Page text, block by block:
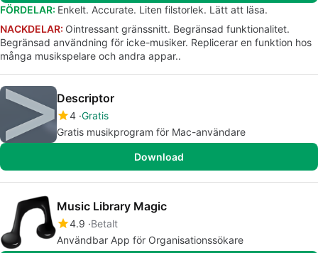
FÖRDELAR: Enkelt. Accurate. Liten filstorlek. Lätt att läsa.
NACKDELAR: Ointressant gränssnitt. Begränsad funktionalitet.
Begränsad användning för icke-musiker. Replicerar en funktion hos
många musikspelare och andra appar..
Descriptor
4 Gratis
Gratis musikprogram för Mac-användare
Download
Music Library Magic
4.9 Betalt
Användbar App för Organisationssökare